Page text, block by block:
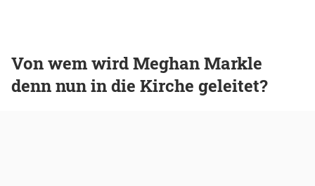
Von wem wird Meghan Markle
denn nun in die Kirche geleitet?